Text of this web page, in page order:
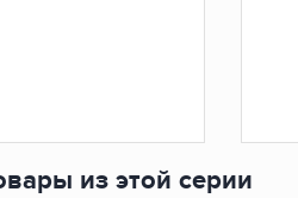
из этой серии